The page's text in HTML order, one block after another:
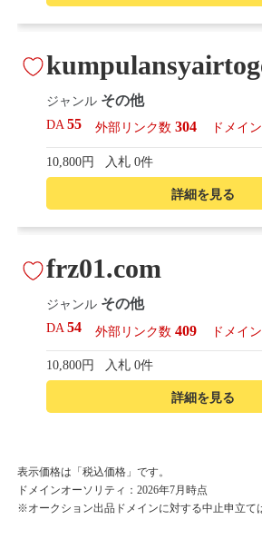
詳細を見る
ジャンル その他
DA55 外部リンク数 304 ドメイ
10,800円 入札 0件
詳細を見る
frz01.com
ジャンル その他
DA54 外部リンク数 409 ドメイ
10,800円 入札 0件
korean-
ジャンルその他
表示価格は「税込価格」です。
ドメインオーソリティ：2026年7月時点
※オークション出品ドメインに対する中止申立て